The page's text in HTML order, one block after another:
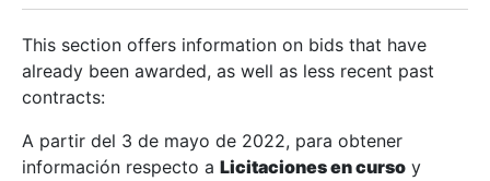
Show/Hide
Show/Hide
This section offers information on bids that have
already been awarded, as well as less recent past
contracts:
A partir del 3 de mayo de 2022, para obtener
información respecto a Licitaciones en curso y